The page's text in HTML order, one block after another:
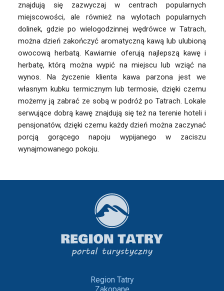
znajdują się zazwyczaj w centrach popularnych
miejscowości, ale również na wylotach popularnych
dolinek, gdzie po wielogodzinnej wędrówce w Tatrach,
można dzień zakończyć aromatyczną kawą lub ulubioną
owocową herbatą. Kawiarnie oferują najlepszą kawę i
herbatę, którą można wypić na miejscu lub wziąć na
wynos. Na życzenie klienta kawa parzona jest we
własnym kubku termicznym lub termosie, dzięki czemu
możemy ją zabrać ze sobą w podróż po Tatrach. Lokale
serwujące dobrą kawę znajdują się też na terenie hoteli i
pensjonatów, dzięki czemu każdy dzień można zaczynać
porcją gorącego napoju wypijanego w zaciszu
wynajmowanego pokoju.
Region Tatry